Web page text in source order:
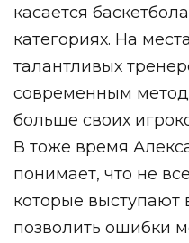
касается
категориях. На
талантливых
современным
больше своих
В тоже время
понимает, что не
которые выступают
позволить ошибки